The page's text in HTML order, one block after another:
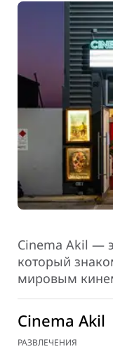
Cinema Akil —
который
мировым
Cinema Akil
РАЗВЛЕЧЕНИЯ